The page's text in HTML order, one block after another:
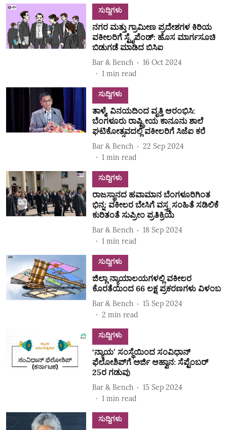
ಸುದ್ದಿಗಳು
ನಗರ ಮತ್ತು ಗ್ರಾಮೀಣ ಪ್ರದೇಶಗಳ ಕಿರಿಯ
ವಕೀಲರಿಗೆ ಸ್ಟೈಪೆಂಡ್: ಹೊಸ ಮಾರ್ಗಸೂಚಿ
ಬಿಡುಗಡೆ ಮಾಡಿದ ಬಿಸಿಐ
Bar & Bench
16 Oct 2024
1 min read
ಸುದ್ದಿಗಳು
ತಾಳ್ಮೆ, ವಿನಯದಿಂದ ವೃತ್ತಿ ಆರಂಭಿಸಿ:
ಬೆಂಗಳೂರು ರಾಷ್ಟ್ರೀಯ ಕಾನೂನು ಶಾಲೆ
ಘಟಿಕೋತ್ಸವದಲ್ಲಿ ವಕೀಲರಿಗೆ ಸಿಜೆಐ ಕರೆ
Bar & Bench
22 Sep 2024
1 min read
ಸುದ್ದಿಗಳು
ರಾಜಸ್ಥಾನದ ಹವಾಮಾನ ಬೆಂಗಳೂರಿಗಿಂತ
ಭಿನ್ನ: ವಕೀಲರ ಬೇಸಿಗೆ ವಸ್ತ್ರ ಸಂಹಿತೆ ಸಡಿಲಿಕೆ
ಕುರಿತಂತೆ ಸುಪ್ರೀಂ ಪ್ರತಿಕ್ರಿಯೆ
Bar & Bench
18 Sep 2024
1 min read
ಸುದ್ದಿಗಳು
ಜಿಲ್ಲಾ ನ್ಯಾಯಾಲಯಗಳಲ್ಲಿ ವಕೀಲರ
ಕೊರತೆಯಿಂದ 66 ಲಕ್ಷ ಪ್ರಕರಣಗಳು ವಿಳಂಬ
Bar & Bench
15 Sep 2024
2 min read
ಸುದ್ದಿಗಳು
‘ನ್ಯಾಯʼ ಸಂಸ್ಥೆಯಿಂದ ಸಂವಿಧಾನ್‌
ಫೆಲೋಶಿಪ್‌ಗೆ ಅರ್ಜಿ ಆಹ್ವಾನ: ಸೆಪ್ಟೆಂಬರ್‌
25ರ ಗಡುವು
Bar & Bench
15 Sep 2024
1 min read
ಸುದ್ದಿಗಳು